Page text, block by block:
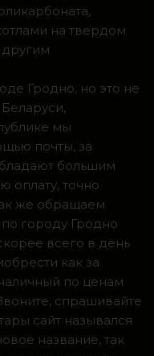
на твердом
другим
Гродно, но это не
мы
почты, за
большим
точно
же обращаем
городу Гродно
всего в день
как за
по ценам
спрашивайте
сайт назывался
название, так